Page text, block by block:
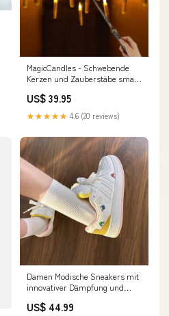
MagicCandles - Schwebende
Kerzen und Zauberstäbe smart
US$ 39.95
★★★★★ 4.6 (20 reviews)
Damen Modische Sneakers mit
innovativer Dämpfung und
Glamour
US$ 44.99